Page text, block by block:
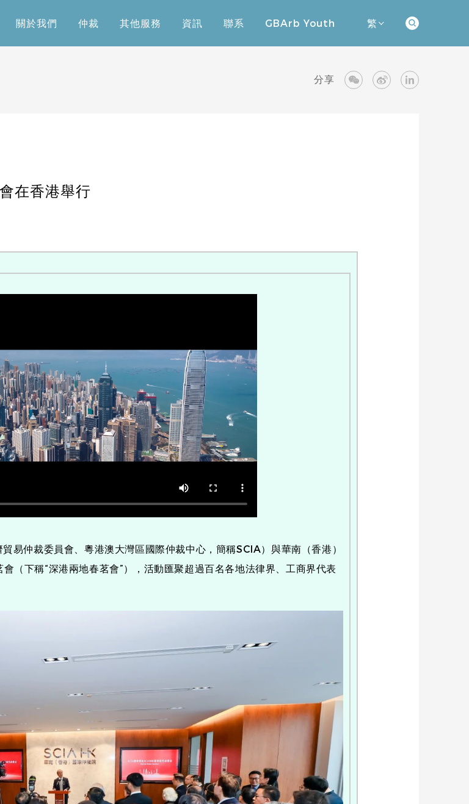
關於我們
仲裁
其他服務
資訊
聯系
GBArb Youth
繁
分享
在香港舉行
仲裁委員會、粵港澳大灣區國際仲裁中心，簡稱SCIA）與華南（香港）
（下稱“深港兩地春茗會”），活動匯聚超過百名各地法律界、工商界代表